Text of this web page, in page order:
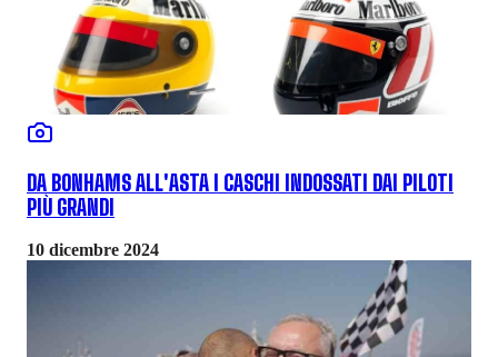
DA BONHAMS ALL'ASTA I CASCHI INDOSSATI DAI PILOTI
PIÙ GRANDI
10 dicembre 2024